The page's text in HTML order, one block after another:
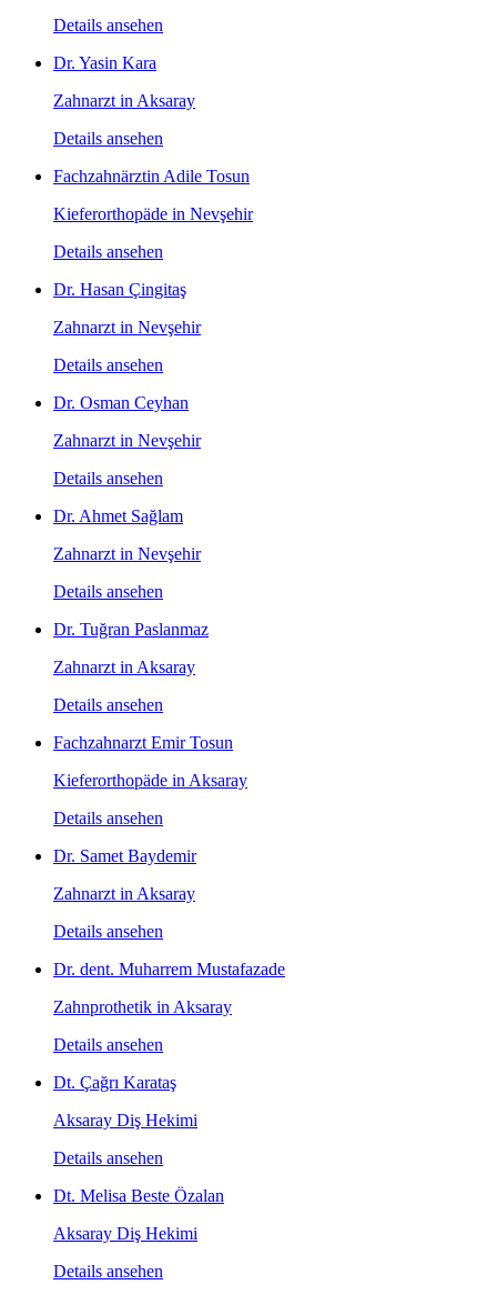
Details ansehen
Dr. Yasin Kara
Zahnarzt in Aksaray
Details ansehen
Fachzahnärztin Adile Tosun
Kieferorthopäde in Nevşehir
Details ansehen
Dr. Hasan Çingitaş
Zahnarzt in Nevşehir
Details ansehen
Dr. Osman Ceyhan
Zahnarzt in Nevşehir
Details ansehen
Dr. Ahmet Sağlam
Zahnarzt in Nevşehir
Details ansehen
Dr. Tuğran Paslanmaz
Zahnarzt in Aksaray
Details ansehen
Fachzahnarzt Emir Tosun
Kieferorthopäde in Aksaray
Details ansehen
Dr. Samet Baydemir
Zahnarzt in Aksaray
Details ansehen
Dr. dent. Muharrem Mustafazade
Zahnprothetik in Aksaray
Details ansehen
Dt. Çağrı Karataş
Aksaray Diş Hekimi
Details ansehen
Dt. Melisa Beste Özalan
Aksaray Diş Hekimi
Details ansehen